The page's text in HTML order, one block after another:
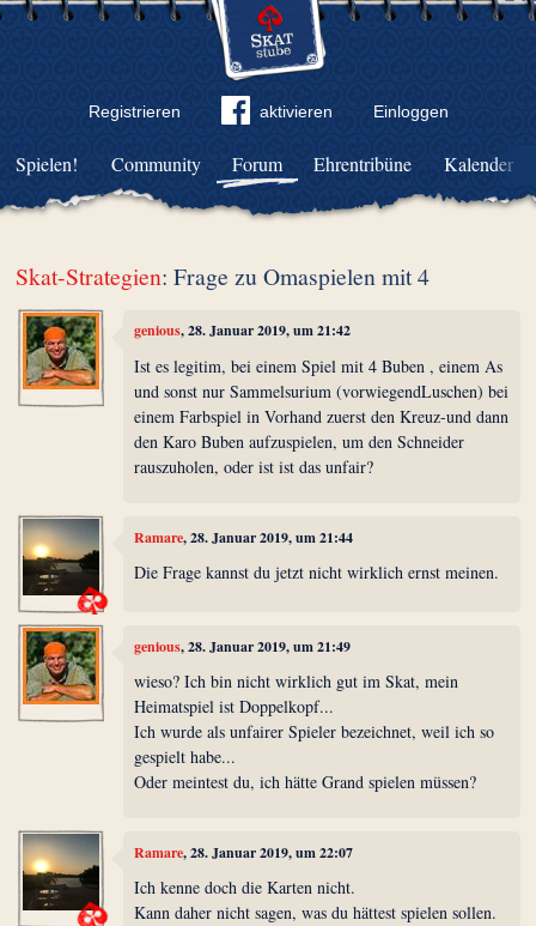
Registrieren aktivieren Einloggen
Community Forum Ehrentribüne Kalender
Spielen!
Skat-Strategien: Frage zu Omaspielen mit 4
genious, 28. Januar 2019, um 21:42
Ist es legitim, bei einem Spiel mit 4 Buben , einem As
und sonst nur Sammelsurium (vorwiegendLuschen) bei
einem Farbspiel in Vorhand zuerst den Kreuz-und dann
den Karo Buben aufzuspielen, um den Schneider
rauszuholen, oder ist ist das unfair?
Ramare, 28. Januar 2019, um 21:44
Die Frage kannst du jetzt nicht wirklich ernst meinen.
genious, 28. Januar 2019, um 21:49
wieso? Ich bin nicht wirklich gut im Skat, mein
Heimatspiel ist Doppelkopf...
Ich wurde als unfairer Spieler bezeichnet, weil ich so
gespielt habe...
Oder meintest du, ich hätte Grand spielen müssen?
Ramare, 28. Januar 2019, um 22:07
Ich kenne doch die Karten nicht.
Kann daher nicht sagen, was du hättest spielen sollen.